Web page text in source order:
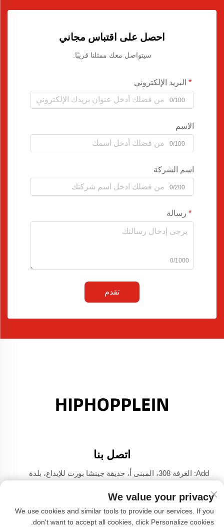
احصل على اقتباس مجاني
سيتواصل معك ممثلنا قريبًا.
البريد الإلكتروني
0/100
الاسم
0/100
اسم الشركة
0/200
رسالة
0/1000
تقدم
اتصل بنا
Add: الغرفة 308، المبنى أ، حديقة جينشا بورت للإبداع، بلدة
الهاتف:+86-17304049586
البريد الإلكتروني:[email protected]
We value your privacy
We use cookies and similar tools to provide our services. If you
don't want to accept all cookies, click Personalize cookies.